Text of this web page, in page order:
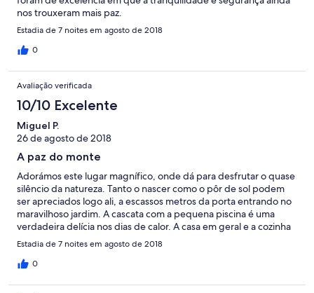
nos trouxeram mais paz.
Estadia de 7 noites em agosto de 2018
0
Avaliação verificada
10/10 Excelente
Miguel P.
26 de agosto de 2018
A paz do monte
Adorámos este lugar magnífico, onde dá para desfrutar o quase
silêncio da natureza. Tanto o nascer como o pôr de sol podem
ser apreciados logo ali, a escassos metros da porta entrando no
maravilhoso jardim. A cascata com a pequena piscina é uma
verdadeira delícia nos dias de calor. A casa em geral e a cozinha
estão muito bem equipadas, oferecendo todo o conforto,
apenas faltando talvez um forno para a preparação de
determinados pratos. A vista da paisagem com a barragem do
Estadia de 7 noites em agosto de 2018
0